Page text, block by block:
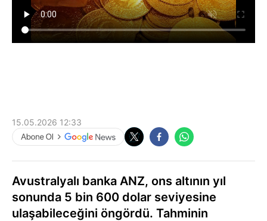
15.05.2026 12:33
Avustralyalı banka ANZ, ons altının yıl
sonunda 5 bin 600 dolar seviyesine
ulaşabileceğini öngördü. Tahminin